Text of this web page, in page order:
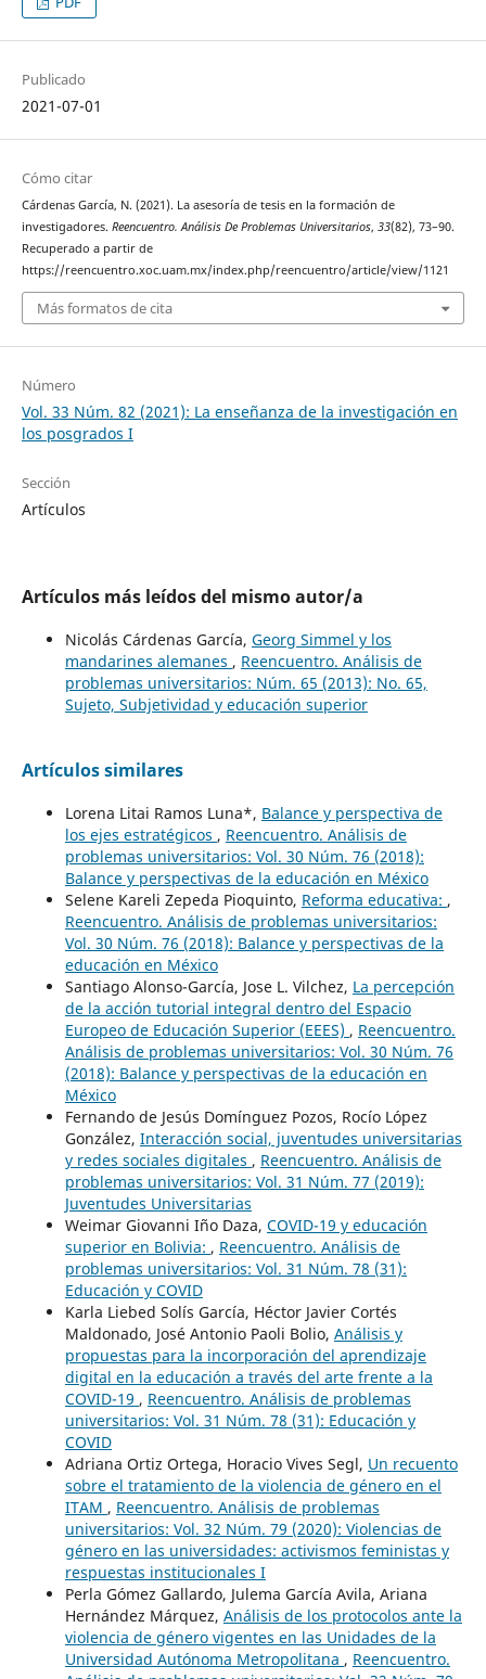
Publicado
2021-07-01
Cómo citar
Cárdenas García, N. (2021). La asesoría de tesis en la formación de
investigadores. Reencuentro. Análisis De Problemas Universitarios, 33(82), 73–90.
Recuperado a partir de
https://reencuentro.xoc.uam.mx/index.php/reencuentro/article/view/1121
Más formatos de cita
Número
Vol. 33 Núm. 82 (2021): La enseñanza de la investigación en
los posgrados I
Sección
Artículos
Artículos más leídos del mismo autor/a
Nicolás Cárdenas García, Georg Simmel y los
mandarines alemanes , Reencuentro. Análisis de
problemas universitarios: Núm. 65 (2013): No. 65,
Sujeto, Subjetividad y educación superior
Artículos similares
Lorena Litai Ramos Luna*, Balance y perspectiva de
los ejes estratégicos , Reencuentro. Análisis de
problemas universitarios: Vol. 30 Núm. 76 (2018):
Balance y perspectivas de la educación en México
Selene Kareli Zepeda Pioquinto, Reforma educativa: ,
Reencuentro. Análisis de problemas universitarios:
Vol. 30 Núm. 76 (2018): Balance y perspectivas de la
educación en México
Santiago Alonso-García, Jose L. Vilchez, La percepción
de la acción tutorial integral dentro del Espacio
Europeo de Educación Superior (EEES) , Reencuentro.
Análisis de problemas universitarios: Vol. 30 Núm. 76
(2018): Balance y perspectivas de la educación en
México
Fernando de Jesús Domínguez Pozos, Rocío López
González, Interacción social, juventudes universitarias
y redes sociales digitales , Reencuentro. Análisis de
problemas universitarios: Vol. 31 Núm. 77 (2019):
Juventudes Universitarias
Weimar Giovanni Iño Daza, COVID-19 y educación
superior en Bolivia: , Reencuentro. Análisis de
problemas universitarios: Vol. 31 Núm. 78 (31):
Educación y COVID
Karla Liebed Solís García, Héctor Javier Cortés
Maldonado, José Antonio Paoli Bolio, Análisis y
propuestas para la incorporación del aprendizaje
digital en la educación a través del arte frente a la
COVID-19 , Reencuentro. Análisis de problemas
universitarios: Vol. 31 Núm. 78 (31): Educación y
COVID
Adriana Ortiz Ortega, Horacio Vives Segl, Un recuento
sobre el tratamiento de la violencia de género en el
ITAM , Reencuentro. Análisis de problemas
universitarios: Vol. 32 Núm. 79 (2020): Violencias de
género en las universidades: activismos feministas y
respuestas institucionales I
Perla Gómez Gallardo, Julema García Avila, Ariana
Hernández Márquez, Análisis de los protocolos ante la
violencia de género vigentes en las Unidades de la
Universidad Autónoma Metropolitana , Reencuentro.